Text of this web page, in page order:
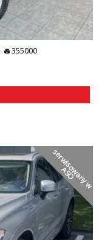
355000
s
e
r
w
i
s
o
w
a
n
y
w
A
S
O